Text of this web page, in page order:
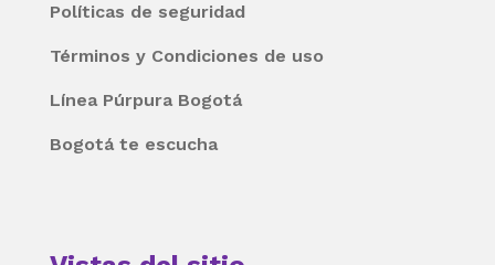
Políticas de seguridad
Términos y Condiciones de uso
Línea Púrpura Bogotá
Bogotá te escucha